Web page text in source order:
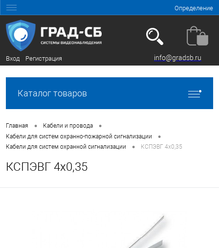
Определение
Вход Регистрация info@gradsb.ru
Каталог товаров
Главная • Кабели и провода •
Кабели для систем охранно-пожарной сигнализации •
Кабели для систем охранной сигнализации • КСПЭВГ 4х0,35
КСПЭВГ 4х0,35